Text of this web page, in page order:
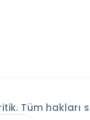
Tüm hakları